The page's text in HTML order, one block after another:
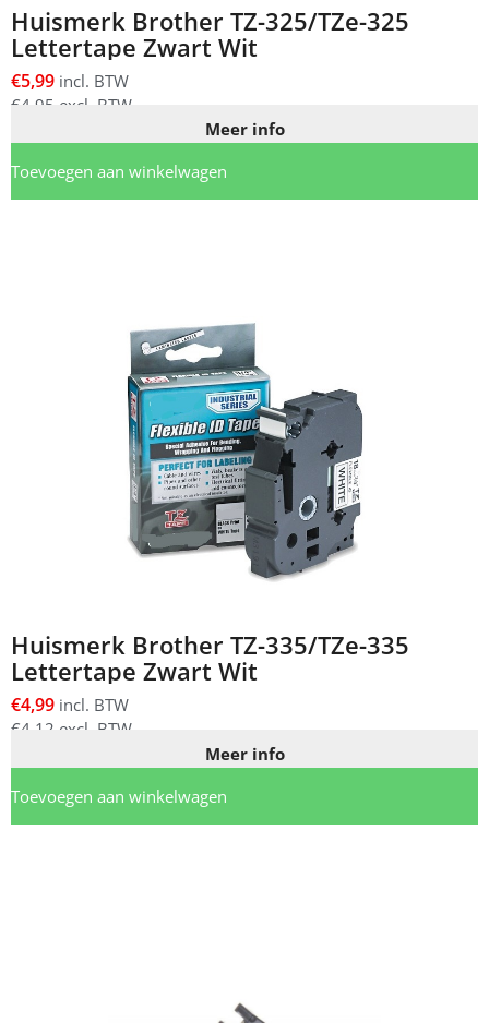
Huismerk Brother TZ-325/TZe-325
Lettertape Zwart Wit
€5,99 incl. BTW
€4,95 excl. BTW
Meer info
Toevoegen aan winkelwagen
Huismerk Brother TZ-335/TZe-335
Lettertape Zwart Wit
€4,99 incl. BTW
€4,12 excl. BTW
Meer info
Toevoegen aan winkelwagen